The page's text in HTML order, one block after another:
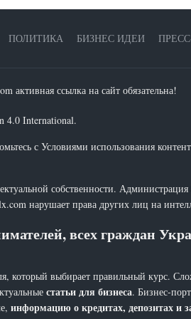
ПОЛИТИКА БИЗНЕС ИДЕИ
активная ссылка на сайт обязательна!
4.0 International.
с Условиями использования
собственности. Администрация
нарушает права других лиц на
всех граждан
который выбирает правильный курс.
статьи для бизнеса. Бизнес-
информацию о кредитах, депозитах и